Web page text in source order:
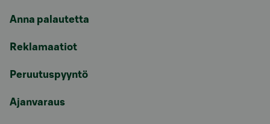
Anna palautetta
Reklamaatiot
Peruutuspyyntö
Ajanvaraus